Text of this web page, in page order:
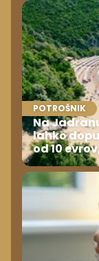
POTROŠNIK
Na
lahko
od 10